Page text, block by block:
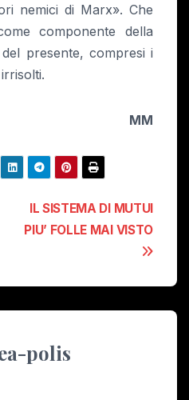
nemici di Marx». Che
componente della
presente, compresi i
MM
IL SISTEMA DI MUTUI
PIU’ FOLLE MAI VISTO
polis